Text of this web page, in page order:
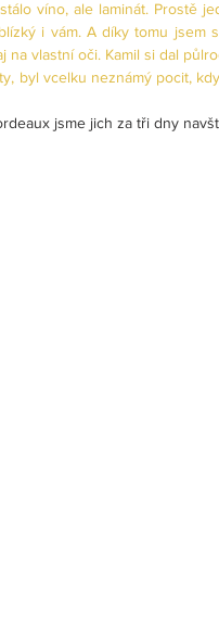
víno, ale laminát. Prostě
i vám. A díky tomu jsem
na vlastní oči. Kamil si dal
byl vcelku neznámý pocit,
jsme jich za tři dny